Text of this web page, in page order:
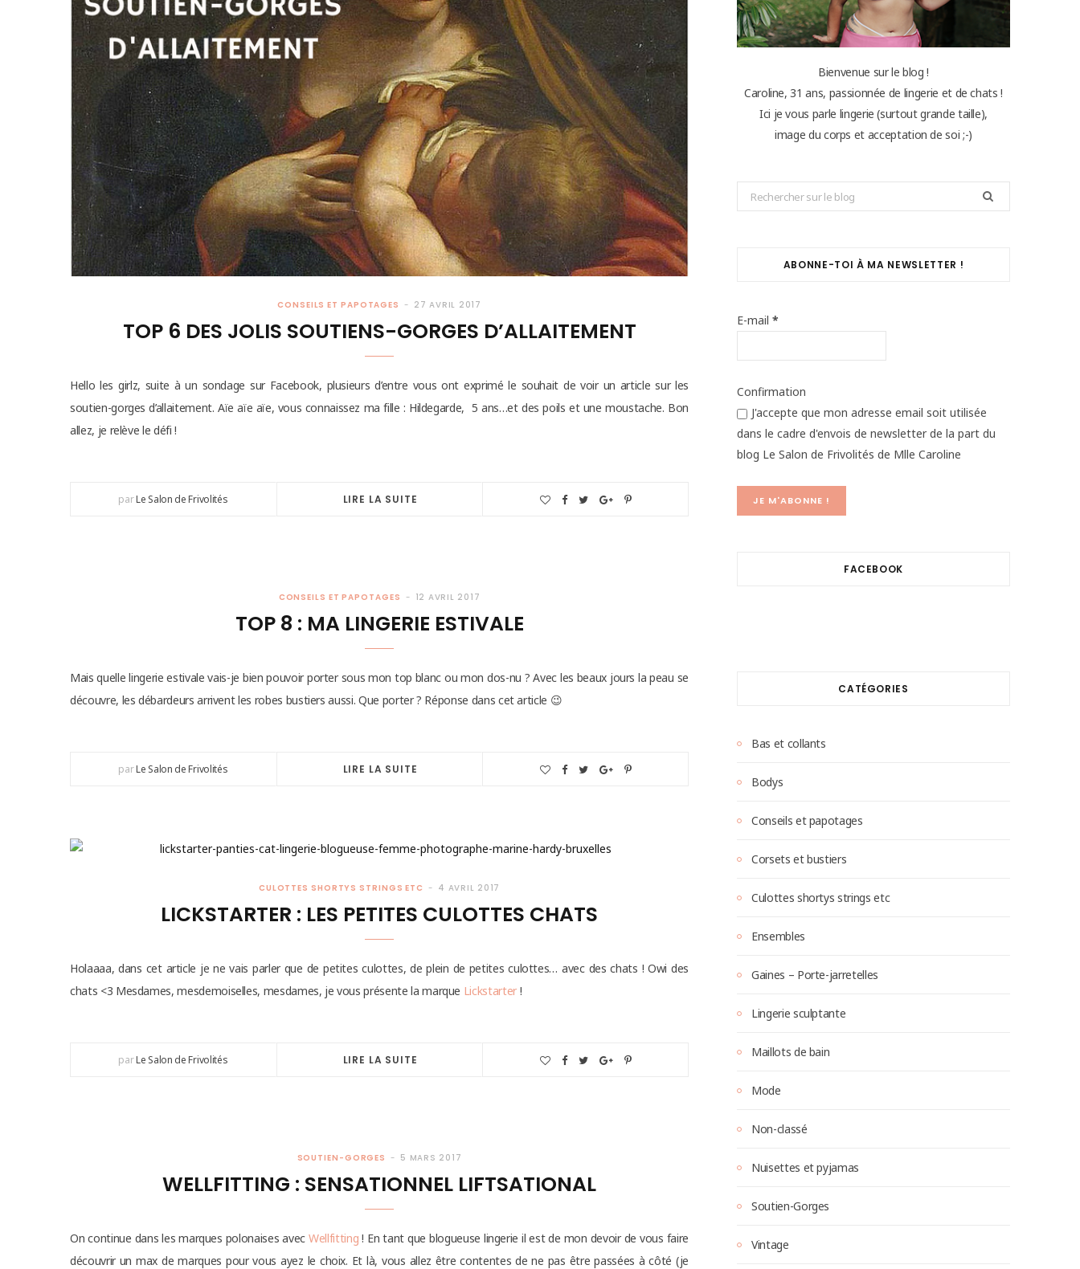
CONSEILS ET PAPOTAGES 27 AVRIL 2017
TOP 6 DES JOLIS SOUTIENS-GORGES D’ALLAITEMENT
Hello les girlz, suite à un sondage sur Facebook, plusieurs d’entre vous ont exprimé le souhait de voir un article sur les
soutien-gorges d’allaitement. Aïe aïe aïe, vous connaissez ma fille : Hildegarde, 5 ans…et des poils et une moustache. Bon
allez, je relève le défi !
parLe Salon de Frivolités LIRE LA SUITE
CONSEILS ET PAPOTAGES 12 AVRIL 2017
TOP 8 : MA LINGERIE ESTIVALE
Mais quelle lingerie estivale vais-je bien pouvoir porter sous mon top blanc ou mon dos-nu ? Avec les beaux jours la peau se
découvre, les débardeurs arrivent les robes bustiers aussi. Que porter ? Réponse dans cet article 😉
parLe Salon de Frivolités LIRE LA SUITE
CULOTTES SHORTYS STRINGS ETC 4 AVRIL 2017
LICKSTARTER : LES PETITES CULOTTES CHATS
Holaaaa, dans cet article je ne vais parler que de petites culottes, de plein de petites culottes… avec des chats ! Owi des
chats <3 Mesdames, mesdemoiselles, mesdames, je vous présente la marque Lickstarter!
parLe Salon de Frivolités LIRE LA SUITE
SOUTIEN-GORGES 5 MARS 2017
WELLFITTING : SENSATIONNEL LIFTSATIONAL
On continue dans les marques polonaises avecWellfitting ! En tant que blogueuse lingerie il est de mon devoir de vous faire
découvrir un max de marques pour vous ayez le choix. Et là, vous allez être contentes de ne pas être passées à côté (je
Bienvenue sur le blog !
Caroline, 31 ans, passionnée de lingerie et de chats !
Ici je vous parle lingerie (surtout grande taille),
image du corps et acceptation de soi ;-)
Search
for:
ABONNE-TOI À MA NEWSLETTER !
E-mail *
Confirmation
J'accepte que mon adresse email soit utilisée
dans le cadre d'envois de newsletter de la part du
blog Le Salon de Frivolités de Mlle Caroline
FACEBOOK
CATÉGORIES
Bas et collants
Bodys
Conseils et papotages
Corsets et bustiers
Culottes shortys strings etc
Ensembles
Gaines – Porte-jarretelles
Lingerie sculptante
Maillots de bain
Mode
Non-classé
Nuisettes et pyjamas
Soutien-Gorges
Vintage